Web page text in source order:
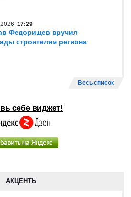
2026 17:29
Федорищев вручил
строителям региона
Весь список
себе виджет!
АКЦЕНТЫ